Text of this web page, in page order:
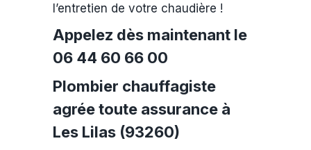
l’entretien de votre chaudière !
Appelez dès maintenant le
06 44 60 66 00
Plombier chauffagiste
agrée toute assurance à
Les Lilas (93260)